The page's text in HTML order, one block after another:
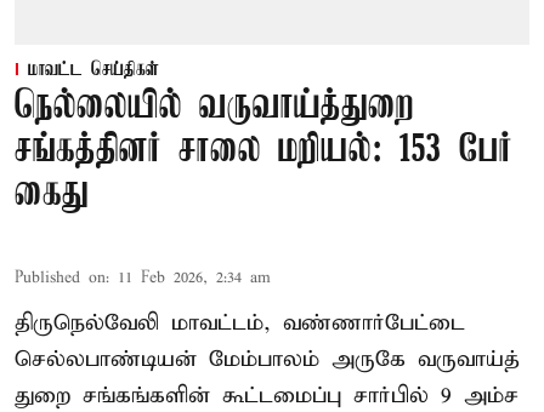
மாவட்ட செய்திகள்
நெல்லையில் வருவாய்த்துறை
சங்கத்தினர் சாலை மறியல்: 153 பேர்
கைது
Published on: 11 Feb 2026, 2:34 am
திருநெல்வேலி மாவட்டம், வண்ணார்பேட்டை
செல்லபாண்டியன் மேம்பாலம் அருகே வருவாய்த்
துறை சங்கங்களின் கூட்டமைப்பு சார்பில் 9 அம்ச